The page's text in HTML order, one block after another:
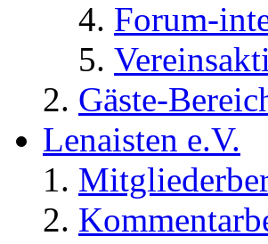
Forum-
Gäste-
Lenaisten e.V.